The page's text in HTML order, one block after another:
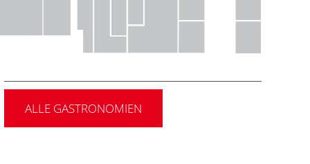
ALLE GASTRONOMIEN